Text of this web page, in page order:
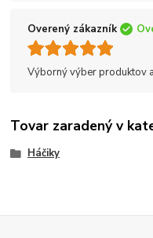
Overený zákazník
Výborný výber produktov
Tovar zaradený v
Háčiky